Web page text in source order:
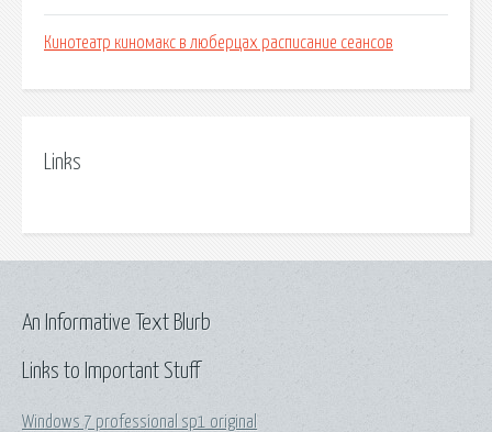
Кинотеатр киномакс в люберцах расписание сеансов
Links
Links to Important Stuff
Windows 7 professional sp1 original
An Informative Text Blurb